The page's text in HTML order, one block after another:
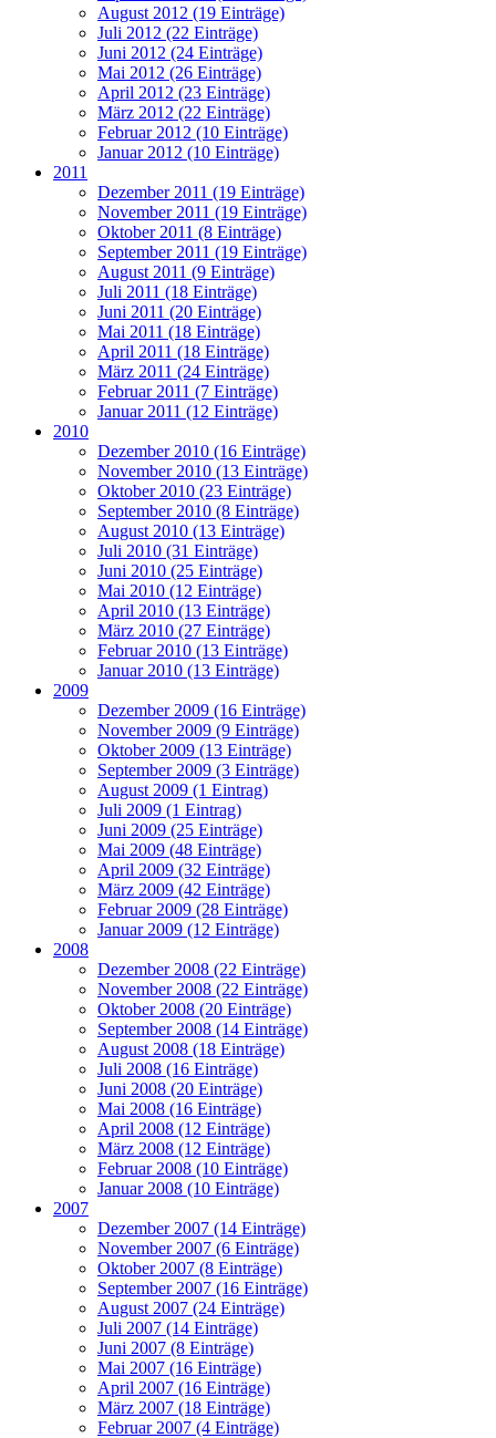
August 2012 (19 Einträge)
Juli 2012 (22 Einträge)
Juni 2012 (24 Einträge)
Mai 2012 (26 Einträge)
April 2012 (23 Einträge)
März 2012 (22 Einträge)
Februar 2012 (10 Einträge)
Januar 2012 (10 Einträge)
2011
Dezember 2011 (19 Einträge)
November 2011 (19 Einträge)
Oktober 2011 (8 Einträge)
September 2011 (19 Einträge)
August 2011 (9 Einträge)
Juli 2011 (18 Einträge)
Juni 2011 (20 Einträge)
Mai 2011 (18 Einträge)
April 2011 (18 Einträge)
März 2011 (24 Einträge)
Februar 2011 (7 Einträge)
Januar 2011 (12 Einträge)
2010
Dezember 2010 (16 Einträge)
November 2010 (13 Einträge)
Oktober 2010 (23 Einträge)
September 2010 (8 Einträge)
August 2010 (13 Einträge)
Juli 2010 (31 Einträge)
Juni 2010 (25 Einträge)
Mai 2010 (12 Einträge)
April 2010 (13 Einträge)
März 2010 (27 Einträge)
Februar 2010 (13 Einträge)
Januar 2010 (13 Einträge)
2009
Dezember 2009 (16 Einträge)
November 2009 (9 Einträge)
Oktober 2009 (13 Einträge)
September 2009 (3 Einträge)
August 2009 (1 Eintrag)
Juli 2009 (1 Eintrag)
Juni 2009 (25 Einträge)
Mai 2009 (48 Einträge)
April 2009 (32 Einträge)
März 2009 (42 Einträge)
Februar 2009 (28 Einträge)
Januar 2009 (12 Einträge)
2008
Dezember 2008 (22 Einträge)
November 2008 (22 Einträge)
Oktober 2008 (20 Einträge)
September 2008 (14 Einträge)
August 2008 (18 Einträge)
Juli 2008 (16 Einträge)
Juni 2008 (20 Einträge)
Mai 2008 (16 Einträge)
April 2008 (12 Einträge)
März 2008 (12 Einträge)
Februar 2008 (10 Einträge)
Januar 2008 (10 Einträge)
2007
Dezember 2007 (14 Einträge)
November 2007 (6 Einträge)
Oktober 2007 (8 Einträge)
September 2007 (16 Einträge)
August 2007 (24 Einträge)
Juli 2007 (14 Einträge)
Juni 2007 (8 Einträge)
Mai 2007 (16 Einträge)
April 2007 (16 Einträge)
März 2007 (18 Einträge)
Februar 2007 (4 Einträge)